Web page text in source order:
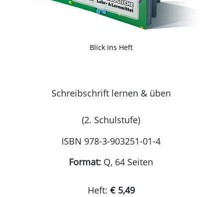
Blick ins Heft
Schreibschrift lernen & üben
(2. Schulstufe)
ISBN 978-3-903251-01-4
Format: Q, 64 Seiten
Heft: € 5,49